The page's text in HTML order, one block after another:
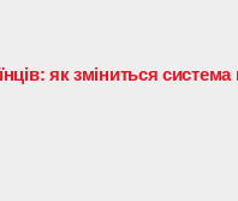
як зміниться система